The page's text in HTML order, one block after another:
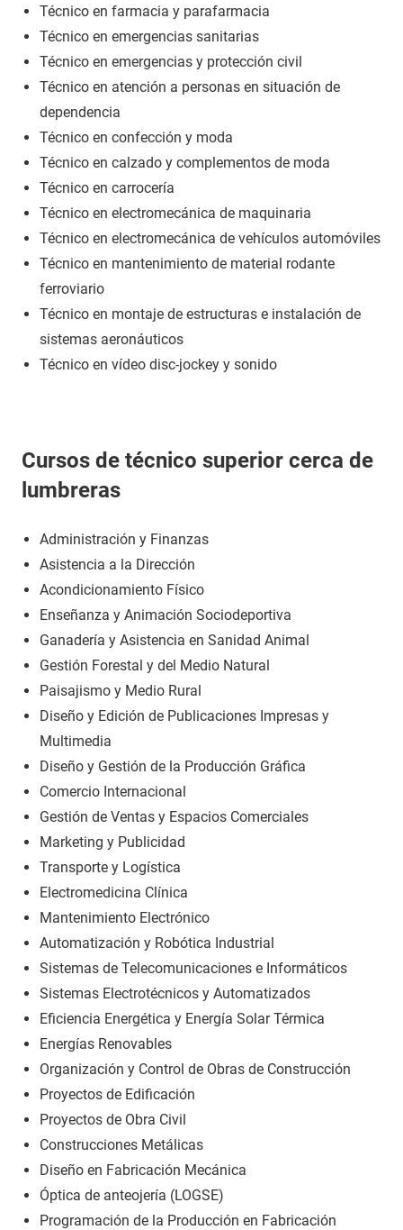
Técnico en farmacia y parafarmacia
Técnico en emergencias sanitarias
Técnico en emergencias y protección civil
Técnico en atención a personas en situación de
dependencia
Técnico en confección y moda
Técnico en calzado y complementos de moda
Técnico en carrocería
Técnico en electromecánica de maquinaria
Técnico en electromecánica de vehículos automóviles
Técnico en mantenimiento de material rodante
ferroviario
Técnico en montaje de estructuras e instalación de
sistemas aeronáuticos
Técnico en vídeo disc-jockey y sonido
Cursos de técnico superior cerca de
lumbreras
Administración y Finanzas
Asistencia a la Dirección
Acondicionamiento Físico
Enseñanza y Animación Sociodeportiva
Ganadería y Asistencia en Sanidad Animal
Gestión Forestal y del Medio Natural
Paisajismo y Medio Rural
Diseño y Edición de Publicaciones Impresas y
Multimedia
Diseño y Gestión de la Producción Gráfica
Comercio Internacional
Gestión de Ventas y Espacios Comerciales
Marketing y Publicidad
Transporte y Logística
Electromedicina Clínica
Mantenimiento Electrónico
Automatización y Robótica Industrial
Sistemas de Telecomunicaciones e Informáticos
Sistemas Electrotécnicos y Automatizados
Eficiencia Energética y Energía Solar Térmica
Energías Renovables
Organización y Control de Obras de Construcción
Proyectos de Edificación
Proyectos de Obra Civil
Construcciones Metálicas
Diseño en Fabricación Mecánica
Óptica de anteojería (LOGSE)
Programación de la Producción en Fabricación